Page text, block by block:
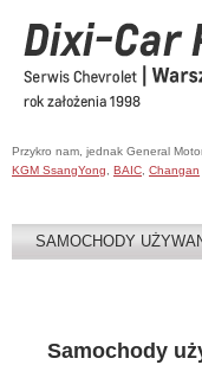
Przykro nam, jednak General
KGM SsangYong
BAIC Changan
SAMOCHODY
Samochody